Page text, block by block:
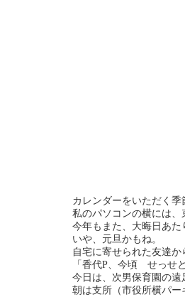
カレンダーをいただく季
私のパソコンの横には
今年もまた、大晦日あ
いや、元旦かもね。
自宅に寄せられた友達か
「香代P、今頃 せっせ
今日は、次男保育園の遠
朝は支所（市役所横パー